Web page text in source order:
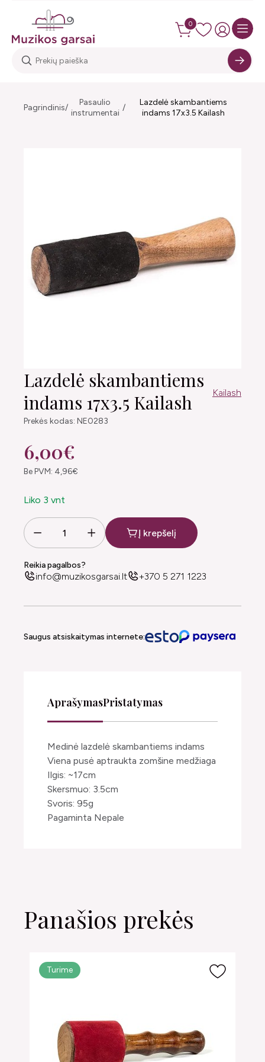
0
Pagrindinis
Pasaulio
instrumentai
Lazdelė skambantiems
indams 17x3.5 Kailash
Lazdelė skambantiems
indams 17x3.5 Kailash
Kailash
Prekės kodas: NE0283
6,00€
Be PVM: 4,96€
Liko 3 vnt
Į krepšelį
Reikia pagalbos?
info@muzikosgarsai.lt +370 5 271 1223
Saugus atsiskaitymas internete:
AprašymasPristatymas
Medinė lazdelė skambantiems indams
Viena pusė aptraukta zomšine medžiaga
Ilgis: ~17cm
Skersmuo: 3.5cm
Svoris: 95g
Pagaminta Nepale
Panašios prekės
Turime